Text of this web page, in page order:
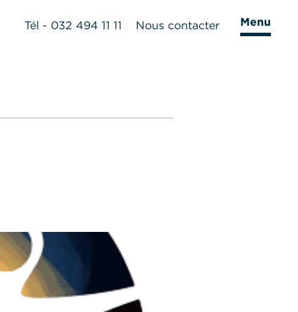
Tél - 032 494 11 11 Nous contacter Menu